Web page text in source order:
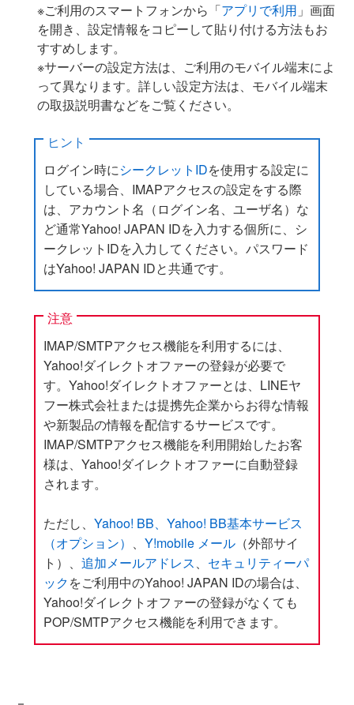
※ご利用のスマートフォンから「アプリで利用 」画面
を開き、設定情報をコピーして貼り付ける方法もお
すすめします。
※サーバーの設定方法は、ご利用のモバイル端末によ
って異なります。詳しい設定方法は、モバイル端末
の取扱説明書などをご覧ください。
ヒント
ログイン時にシークレットIDを使用する設定に
している場合、IMAPアクセスの設定をする際
は、アカウント名（ログイン名、ユーザ名）な
ど通常Yahoo! JAPAN IDを入力する個所に、シ
ークレットIDを入力してください。パスワード
はYahoo! JAPAN IDと共通です。
注意
IMAP/SMTPアクセス機能を利用するには、
Yahoo!ダイレクトオファーの登録が必要で
す。Yahoo!ダイレクトオファーとは、LINEヤ
フー株式会社または提携先企業からお得な情報
や新製品の情報を配信するサービスです。
IMAP/SMTPアクセス機能を利用開始したお客
様は、Yahoo!ダイレクトオファーに自動登録
されます。
ただし、Yahoo! BB、Yahoo! BB基本サービス
（オプション） 、Y!mobile メール （外部サイ
ト）、追加メールアドレス、 セキュリティーパ
ックをご利用中のYahoo! JAPAN IDの場合は、
Yahoo!ダイレクトオファーの登録がなくても
POP/SMTPアクセス機能を利用できます。